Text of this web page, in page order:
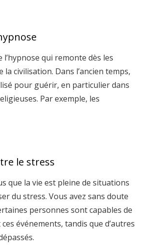
qui remonte dès les
la civilisation. Dans l’ancien temps,
pour guérir, en particulier dans
Par exemple, les
le stress
que la vie est pleine de situations
du stress. Vous avez sans doute
personnes sont capables de
événements, tandis que d’autres